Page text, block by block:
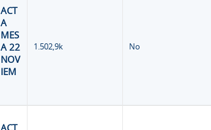
ACT
A
MES
A 22
NOV
IEM
1.502,9k No
ACT